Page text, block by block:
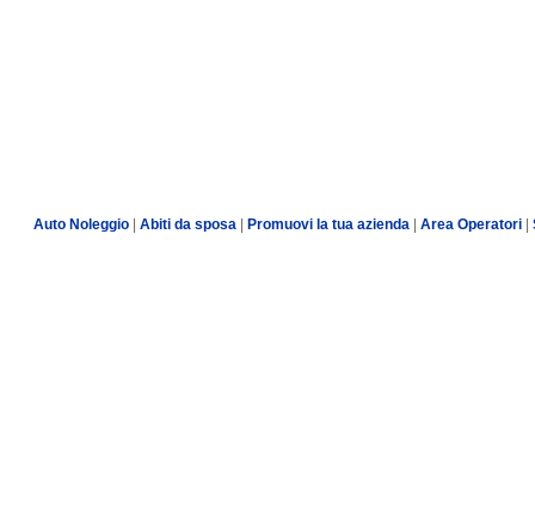
Auto Noleggio Abiti da sposa Promuovi la tua azienda Area Operatori